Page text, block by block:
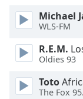
window.
Escape
cancel
and
close
Michael
WLS-FM
R.E.M.
Oldies 93
Toto
The Fox